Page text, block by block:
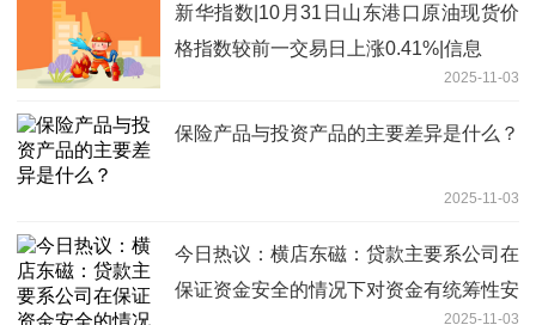
新华指数|10月31日山东港口原油现货价
格指数较前一交易日上涨0.41%|信息
2025-11-03
保险产品与投资产品的主要差异是什么？
2025-11-03
今日热议：横店东磁：贷款主要系公司在
保证资金安全的情况下对资金有统筹性安
2025-11-03